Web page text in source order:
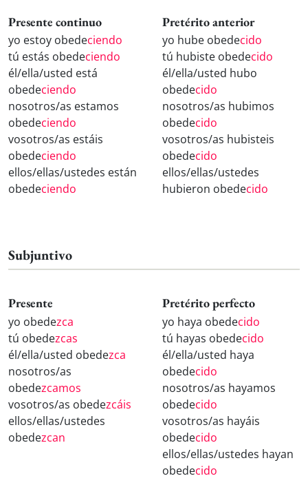
Presente continuo
yo estoy obedeciendo
tú estás obedeciendo
él/ella/usted está
obedeciendo
nosotros/as estamos
obedeciendo
vosotros/as estáis
obedeciendo
ellos/ellas/ustedes están
obedeciendo
Pretérito anterior
yo hube obedecido
tú hubiste obedecido
él/ella/usted hubo
obedecido
nosotros/as hubimos
obedecido
vosotros/as hubisteis
obedecido
ellos/ellas/ustedes
hubieron obedecido
Subjuntivo
Presente
yo obedezca
tú obedezcas
él/ella/usted obedezca
nosotros/as
obedezcamos
vosotros/as obedezcáis
ellos/ellas/ustedes
obedezcan
Pretérito perfecto
yo haya obedecido
tú hayas obedecido
él/ella/usted haya
obedecido
nosotros/as hayamos
obedecido
vosotros/as hayáis
obedecido
ellos/ellas/ustedes hayan
obedecido